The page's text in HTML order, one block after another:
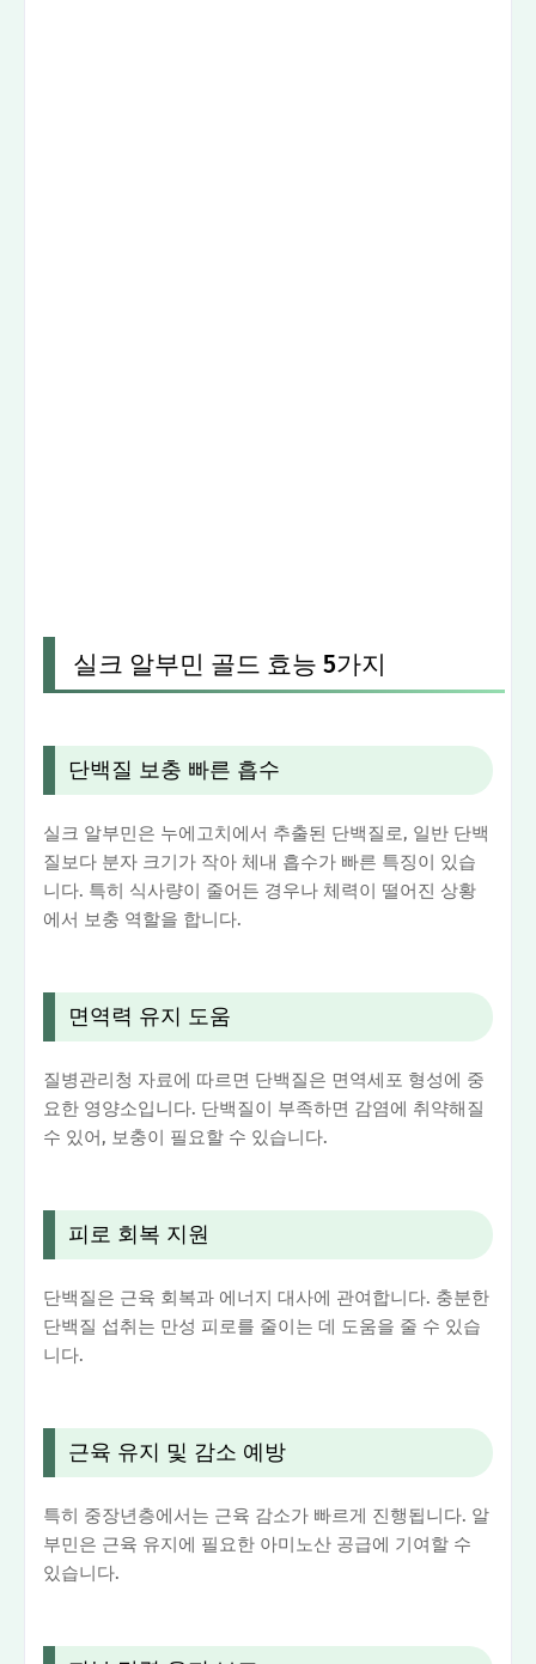
실크 알부민 골드 효능 5가지
단백질 보충 빠른 흡수
실크 알부민은 누에고치에서 추출된 단백질로, 일반 단백
질보다 분자 크기가 작아 체내 흡수가 빠른 특징이 있습
니다. 특히 식사량이 줄어든 경우나 체력이 떨어진 상황
에서 보충 역할을 합니다.
면역력 유지 도움
질병관리청 자료에 따르면 단백질은 면역세포 형성에 중
요한 영양소입니다. 단백질이 부족하면 감염에 취약해질
수 있어, 보충이 필요할 수 있습니다.
피로 회복 지원
단백질은 근육 회복과 에너지 대사에 관여합니다. 충분한
단백질 섭취는 만성 피로를 줄이는 데 도움을 줄 수 있습
니다.
근육 유지 및 감소 예방
특히 중장년층에서는 근육 감소가 빠르게 진행됩니다. 알
부민은 근육 유지에 필요한 아미노산 공급에 기여할 수
있습니다.